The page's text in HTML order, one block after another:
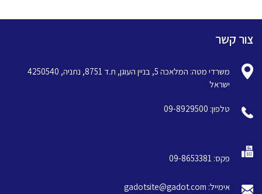
צור קשר
משרדי מטה: המלאכה 5, בניין העוגן, ת.ד 8751, נתניה, 4250540
ישראל
טלפון: 09-8929500
פקס: 09-8653381
אימייל: gadotsite@gadot.com